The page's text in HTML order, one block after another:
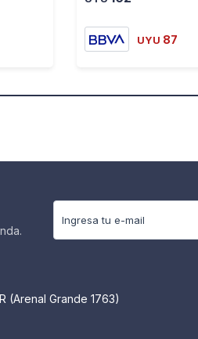
UYU 87
(Arenal Grande 1763)